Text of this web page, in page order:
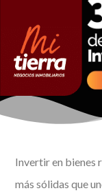
Invertir en bienes
más sólidas que